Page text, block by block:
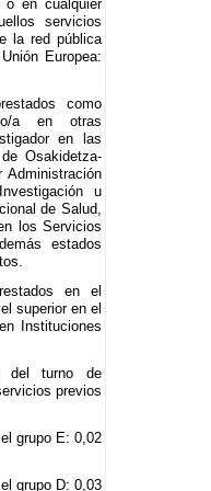
o en cualquier
servicios
la red pública
Europea:
como
a en otras
en las
Osakidetza-
u
de Salud,
los Servicios
estados
en el
superior en el
Instituciones
del turno de
previos
grupo E: 0,02
grupo D: 0,03